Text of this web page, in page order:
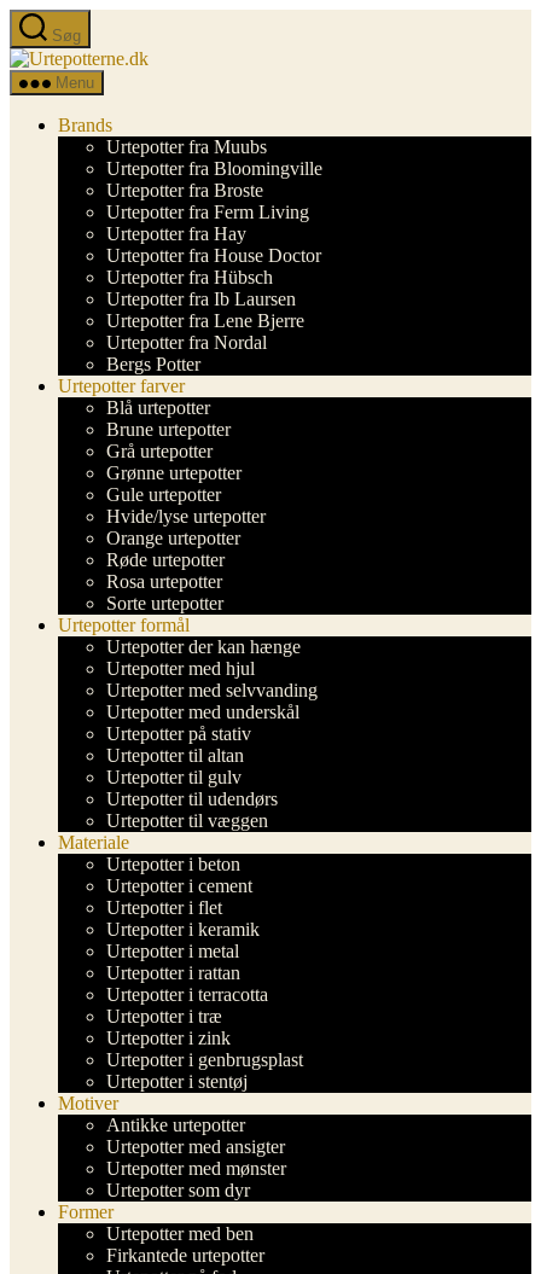
Spring
til
indholdet
Søg
Urtepotterne.dk
Menu
Brands
Urtepotter fra Muubs
Urtepotter fra Bloomingville
Urtepotter fra Broste
Urtepotter fra Ferm Living
Urtepotter fra Hay
Urtepotter fra House Doctor
Urtepotter fra Hübsch
Urtepotter fra Ib Laursen
Urtepotter fra Lene Bjerre
Urtepotter fra Nordal
Bergs Potter
Urtepotter farver
Blå urtepotter
Brune urtepotter
Grå urtepotter
Grønne urtepotter
Gule urtepotter
Hvide/lyse urtepotter
Orange urtepotter
Røde urtepotter
Rosa urtepotter
Sorte urtepotter
Urtepotter formål
Urtepotter der kan hænge
Urtepotter med hjul
Urtepotter med selvvanding
Urtepotter med underskål
Urtepotter på stativ
Urtepotter til altan
Urtepotter til gulv
Urtepotter til udendørs
Urtepotter til væggen
Materiale
Urtepotter i beton
Urtepotter i cement
Urtepotter i flet
Urtepotter i keramik
Urtepotter i metal
Urtepotter i rattan
Urtepotter i terracotta
Urtepotter i træ
Urtepotter i zink
Urtepotter i genbrugsplast
Urtepotter i stentøj
Motiver
Antikke urtepotter
Urtepotter med ansigter
Urtepotter med mønster
Urtepotter som dyr
Former
Urtepotter med ben
Firkantede urtepotter